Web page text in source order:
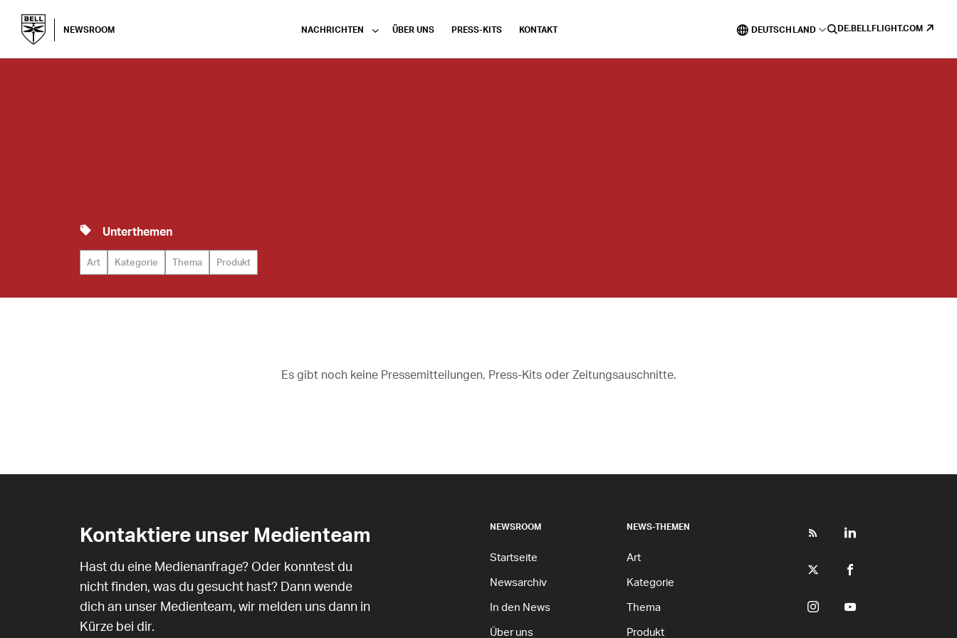
NEWSROOM NACHRICHTEN ÜBER UNS PRESS-KITS KONTAKT DEUTSCHLAND DE.BELLFLIGHT.COM
Unterthemen
Art Kategorie Thema Produkt
Es gibt noch keine Pressemitteilungen, Press-Kits oder Zeitungsauschnitte.
Kontaktiere unser Medienteam
Hast du eine Medienanfrage? Oder konntest du
nicht finden, was du gesucht hast? Dann wende
dich an unser Medienteam, wir melden uns dann in
Kürze bei dir.
NEWSROOM
Startseite
Newsarchiv
In den News
Über uns
NEWS-THEMEN
Art
Kategorie
Thema
Produkt